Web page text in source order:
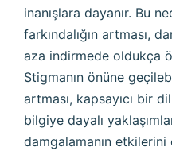
inanışlara dayanır. Bu
farkındalığın artması,
aza indirmede oldukça
Stigmanın önüne
artması, kapsayıcı bir
bilgiye dayalı
damgalamanın